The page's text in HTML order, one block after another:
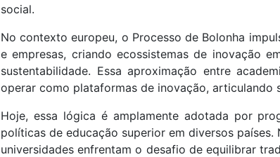
social.
No contexto europeu, o Processo de Bolonha
e empresas, criando ecossistemas de inovação
sustentabilidade. Essa aproximação entre
operar como plataformas de inovação,
Hoje, essa lógica é amplamente adotada por
políticas de educação superior em diversos
universidades enfrentam o desafio de equilibrar